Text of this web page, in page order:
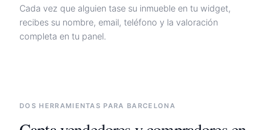
Cada vez que alguien tase su inmueble en tu widget,
recibes su nombre, email, teléfono y la valoración
completa en tu panel.
DOS HERRAMIENTAS PARA BARCELONA